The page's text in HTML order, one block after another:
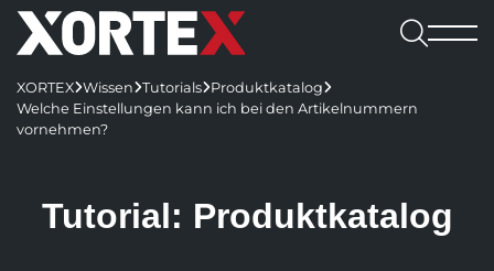

Leistungen
Software
Software
REDX
Referenzen
REDX Websites & Onlineshops
Kennenlernen
Webagentur
Blog
Wissen

XORTEXWissenTutorialsProduktkatalog
Welche Einstellungen kann ich bei den Artikelnummern
vornehmen?
Tutorial: Produkt­katalog